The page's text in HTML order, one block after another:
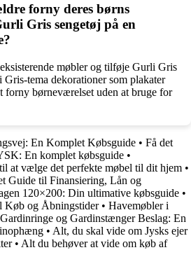
forny deres børns
Gris sengetøj på en
møbler og tilføje Gurli Gris
tema dekorationer som plakater
forny børneværelset uden at bruge for
En Komplet Købsguide • Få det
En komplet købsguide •
at vælge det perfekte møbel til dit hjem •
Guide til Finansiering, Lån og
120×200: Din ultimative købsguide •
Køb og Åbningstider• Havemøbler i
Gardinringe og Gardinstænger Beslag: En
• Alt, du skal vide om Jysks ejer
• Alt du behøver at vide om køb af